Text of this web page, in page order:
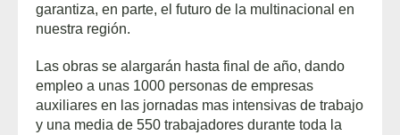
garantiza, en parte, el futuro de la multinacional en
nuestra región.
Las obras se alargarán hasta final de año, dando
empleo a unas 1000 personas de empresas
auxiliares en las jornadas mas intensivas de trabajo
y una media de 550 trabajadores durante toda la